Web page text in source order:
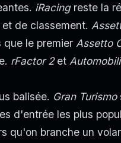
iRacingreste la
de classement.
que le premier Assetto
rFactor 2et
balisée. Gran Turismo
d'entrée les plus
qu'on branche un